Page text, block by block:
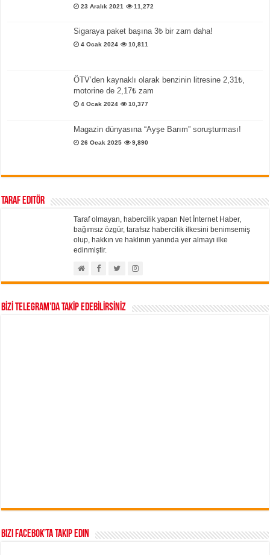
23 Aralık 2021 11,272
Sigaraya paket başına 3₺ bir zam daha!
4 Ocak 2024 10,811
ÖTV’den kaynaklı olarak benzinin litresine 2,31₺,
motorine de 2,17₺ zam
4 Ocak 2024 10,377
Magazin dünyasına “Ayşe Barım” soruşturması!
26 Ocak 2025 9,890
Taraf Editör
Taraf olmayan, habercilik yapan Net İnternet Haber,
bağımsız özgür, tarafsız habercilik ilkesini benimsemiş
olup, hakkın ve haklının yanında yer almayı ilke
edinmiştir.
BİZİ TELEGRAM’DA TAKİP EDEBİLİRSİNİZ
Bizi Facebok’ta takip edin